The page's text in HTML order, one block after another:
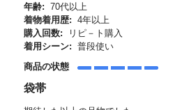
年齢: 70代以上
着物着用歴: 4年以上
購入回数:
リピ－ト購入
着用シーン: 普段使い
商品の状態
袋帯